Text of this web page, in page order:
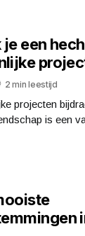
een
2 min leestijd
projecten
is een